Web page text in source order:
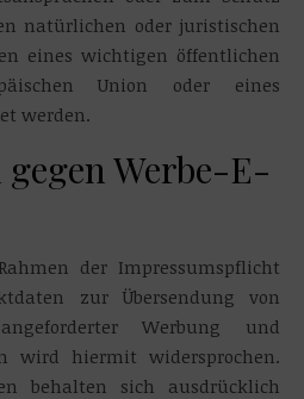
natürlichen oder juristischen
eines wichtigen öffentlichen
Union oder eines
werden.
Werbe-E-
der Impressumspflicht
zur Übersendung von
Werbung und
wird hiermit widersprochen.
behalten sich ausdrücklich